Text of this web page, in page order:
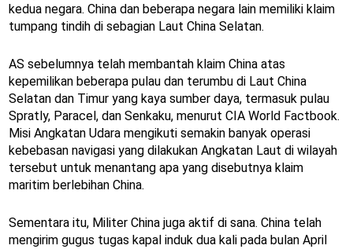
kedua negara. China dan beberapa negara lain memiliki klaim
tumpang tindih di sebagian Laut China Selatan.
AS sebelumnya telah membantah klaim China atas
kepemilikan beberapa pulau dan terumbu di Laut China
Selatan dan Timur yang kaya sumber daya, termasuk pulau
Spratly, Paracel, dan Senkaku, menurut CIA World Factbook.
Misi Angkatan Udara mengikuti semakin banyak operasi
kebebasan navigasi yang dilakukan Angkatan Laut di wilayah
tersebut untuk menantang apa yang disebutnya klaim
maritim berlebihan China.
Sementara itu, Militer China juga aktif di sana. China telah
mengirim gugus tugas kapal induk dua kali pada bulan April